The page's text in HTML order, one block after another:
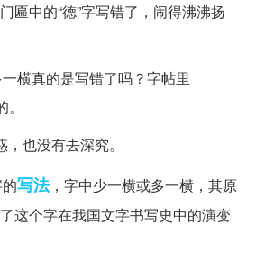
匾中的“德”字写错了，闹得沸沸扬
横真的是写错了吗？字帖里
也没有去深究。
写法，字中少一横或多一横，其原
这个字在我国文字书写史中的演变